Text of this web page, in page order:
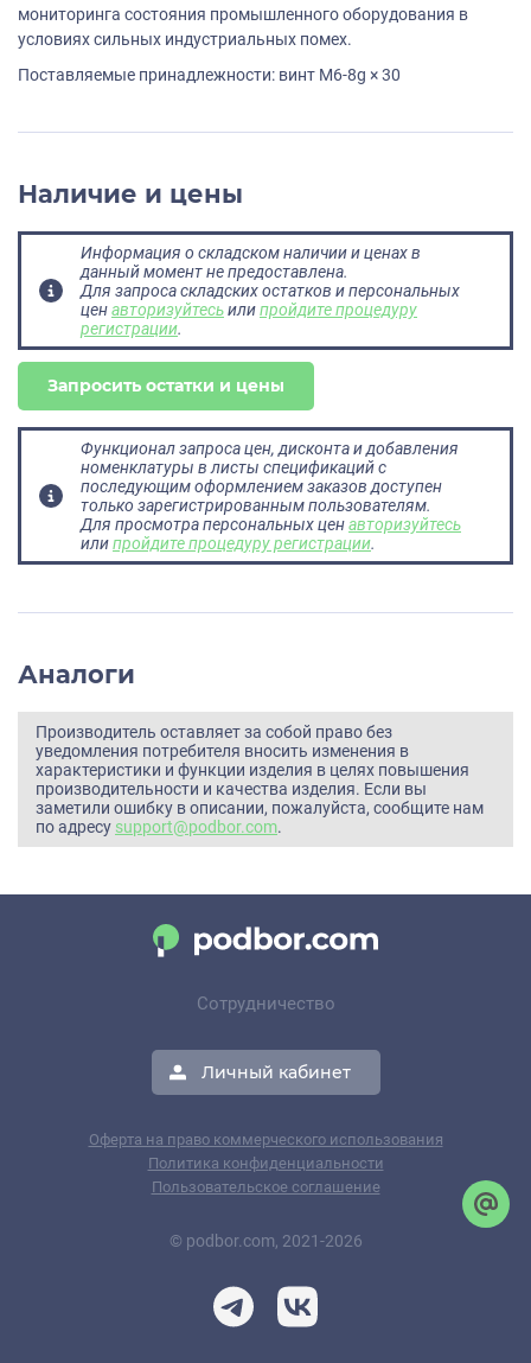
мониторинга состояния промышленного оборудования в
условиях сильных индустриальных помех.
Поставляемые принадлежности: винт M6-8g × 30
Наличие и цены
Информация о складском наличии и ценах в
данный момент не предоставлена.
Для запроса складских остатков и персональных
ценавторизуйтесьилипройдите процедуру
регистрации.
Запросить остатки и цены
Функционал запроса цен, дисконта и добавления
номенклатуры в листы спецификаций с
последующим оформлением заказов доступен
только зарегистрированным пользователям.
Для просмотра персональных ценавторизуйтесь
илипройдите процедуру регистрации.
Аналоги
Производитель оставляет за собой право без
уведомления потребителя вносить изменения в
характеристики и функции изделия в целях повышения
производительности и качества изделия. Если вы
заметили ошибку в описании, пожалуйста, сообщите нам
по адресу support@podbor.com.
Сотрудничество
Личный кабинет
Оферта на право коммерческого использования
Политика конфиденциальности
Пользовательское соглашение
© podbor.com, 2021-2026